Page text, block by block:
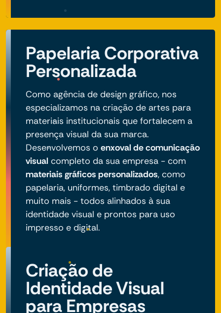
Papelaria Corporativa
Personalizada
Como agência de design gráfico, nos
especializamos na criação de artes para
materiais institucionais que fortalecem a
presença visual da sua marca.
Desenvolvemos o enxoval de comunicação
visual completo da sua empresa - com
materiais gráficos personalizados, como
papelaria, uniformes, timbrado digital e
muito mais - todos alinhados à sua
identidade visual e prontos para uso
impresso e digital.
Criação de
Identidade Visual
para Empresas